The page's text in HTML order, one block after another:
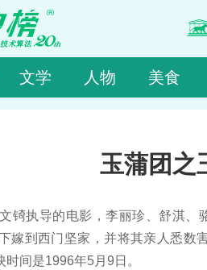
文学 人物 美食
玉蒲团之
锜执导的电影，李丽珍、舒淇
嫁到西门坚家，并将其亲人悉
间是1996年5月9日。